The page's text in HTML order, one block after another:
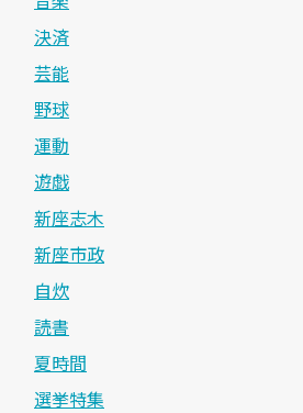
決済
芸能
野球
運動
遊戯
新座志木
新座市政
自炊
読書
夏時間
選挙特集